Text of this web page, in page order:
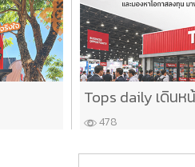
Tops daily เดินห
478